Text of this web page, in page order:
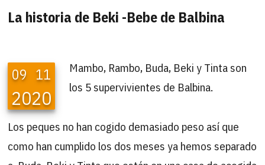
La historia de Beki -Bebe de Balbina
09 11
2020
Mambo, Rambo, Buda, Beki y Tinta son
los 5 supervivientes de Balbina.
Los peques no han cogido demasiado peso así que
como han cumplido los dos meses ya hemos separado